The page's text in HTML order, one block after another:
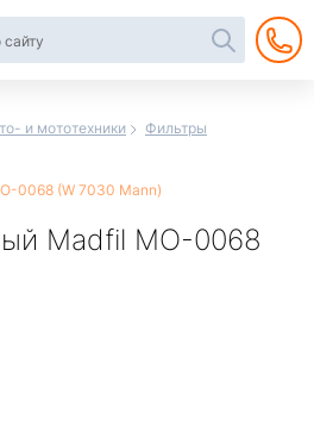
и мототехники
Фильтры
0068 (W 7030 Mann)
Madfil MO-0068